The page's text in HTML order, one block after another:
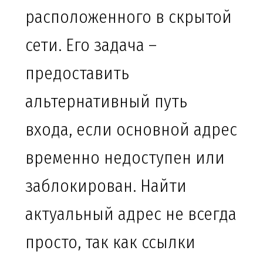
расположенного в скрытой
сети. Его задача –
предоставить
альтернативный путь
входа, если основной адрес
временно недоступен или
заблокирован. Найти
актуальный адрес не всегда
просто, так как ссылки